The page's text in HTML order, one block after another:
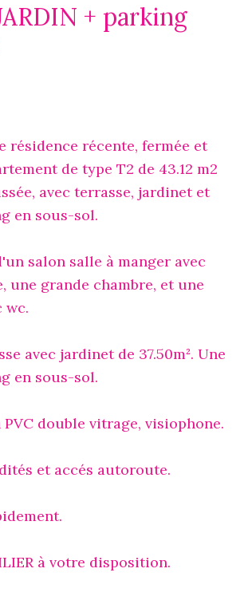
+ parking
résidence récente, fermée et
de type T2 de 43.12 m2
avec terrasse, jardinet et
en sous-sol.
salon salle à manger avec
une grande chambre, et une
wc.
avec jardinet de 37.50m². Une
en sous-sol.
double vitrage, visiophone.
et accés autoroute.
à votre disposition.